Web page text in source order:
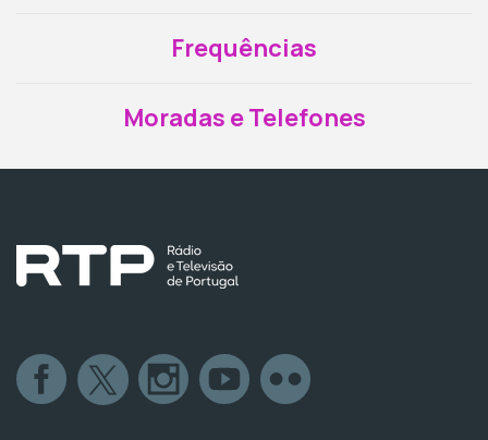
Frequências
Moradas e Telefones